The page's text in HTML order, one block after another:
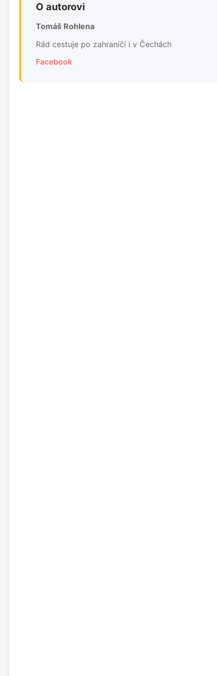
O autorovi
Tomáš Rohlena
Rád cestuje po zahraničí i v Čechách
Facebook